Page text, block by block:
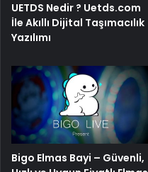
UETDS Nedir ? Uetds.com
İle Akıllı Dijital Taşımacılık
Yazılımı
Bigo Elmas Bayi – Güvenli,